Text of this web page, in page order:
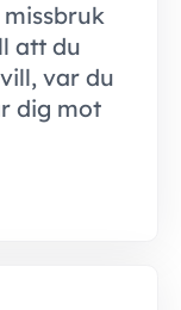
att du
var du
dig mot